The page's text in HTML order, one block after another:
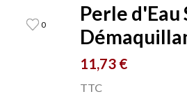
0
Perle
11,73 €
TTC